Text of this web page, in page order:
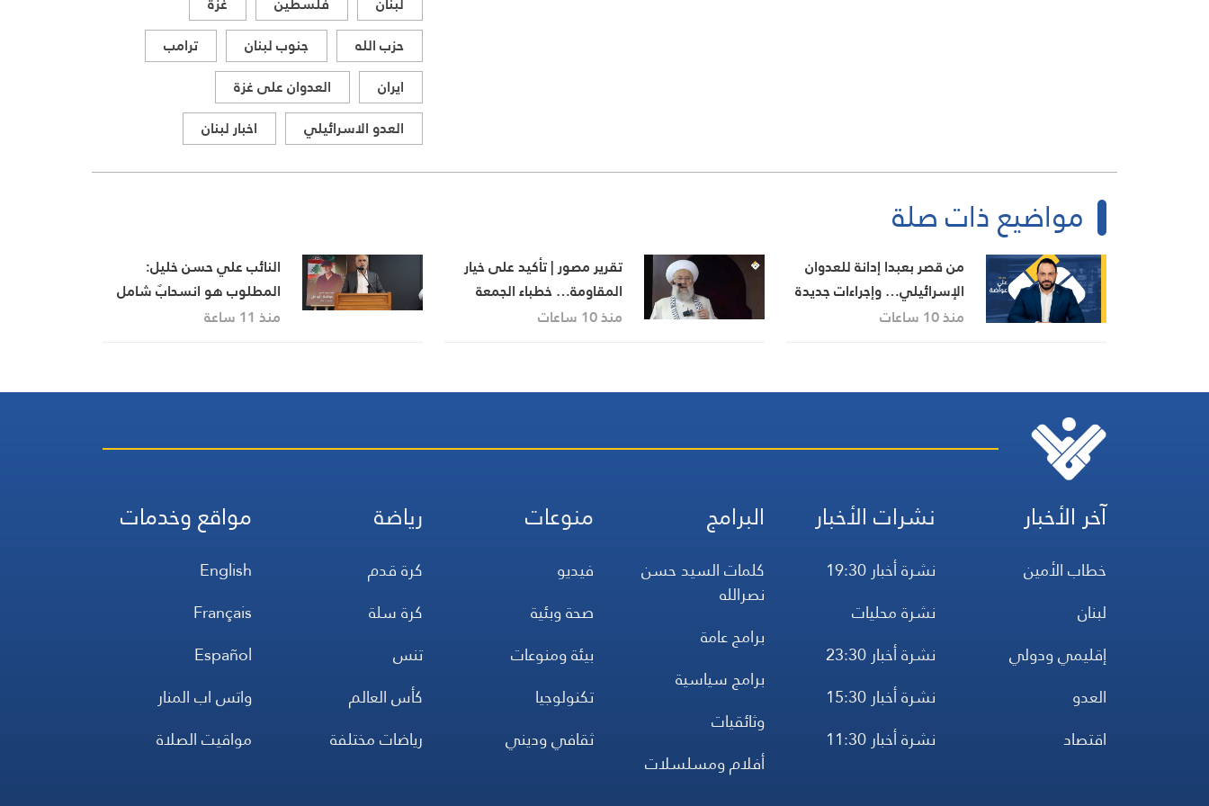
حزب الله
جنوب لبنان
ترامب
ايران
العدوان على غزة
العدو الاسرائيلي
اخبار لبنان
مواضيع ذات صلة
من قصر بعبدا إدانة للعدوان
الإسرائيلي… وإجراءات جديدة
بينها إجراء يخص مطار بيروت
منذ 10 ساعات
تقرير مصور | تأكيد على خيار
المقاومة… خطباء الجمعة
يجددون رفض المفاوضات مع
منذ 10 ساعات
النائب علي حسن خليل:
المطلوب هو انسحابٌ شامل
وكامل للعدو من الجنوب
منذ 11 ساعة
آخر الأخبار
خطاب الأمين
لبنان
إقليمي ودولي
العدو
اقتصاد
نشرات الأخبار
نشرة أخبار 19:30
نشرة محليات
نشرة أخبار 23:30
نشرة أخبار 15:30
نشرة أخبار 11:30
البرامج
كلمات السيد حسن
نصرالله
برامج عامة
برامج سياسية
وثائقيات
أفلام ومسلسلات
منوعات
فيديو
صحة وبئية
بيئة ومنوعات
تكنولوجيا
ثقافي وديني
رياضة
كرة قدم
كرة سلة
تنس
كأس العالم
رياضات مختلفة
مواقع وخدمات
English
Français
Español
واتس اب المنار
مواقيت الصلاة